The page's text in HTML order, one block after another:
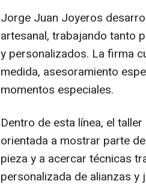
Jorge Juan Joyeros
artesanal, trabajando tanto
y personalizados. La firma
medida, asesoramiento
momentos especiales.
Dentro de esta línea, el
orientada a mostrar parte
pieza y a acercar técnicas
personalizada de alianzas y